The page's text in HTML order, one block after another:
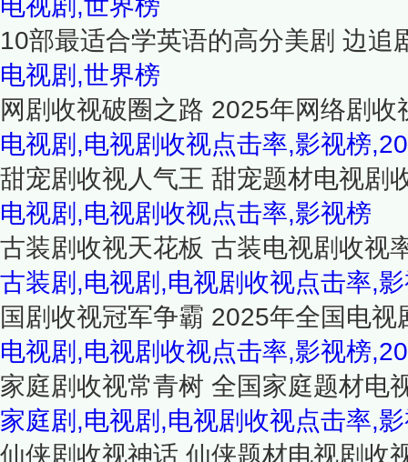
电视剧,世界榜
10部最适合学英语的高分美剧 边追
电视剧,世界榜
网剧收视破圈之路 2025年网络剧收
电视剧,电视剧收视点击率,影视榜
甜宠剧收视人气王 甜宠题材电视剧
电视剧,电视剧收视点击率,影视榜
古装剧收视天花板 古装电视剧收视
古装剧,电视剧,电视剧收视点击率,
国剧收视冠军争霸 2025年全国电视
电视剧,电视剧收视点击率,影视榜
家庭剧收视常青树 全国家庭题材电
家庭剧,电视剧,电视剧收视点击率,
仙侠剧收视神话 仙侠题材电视剧收